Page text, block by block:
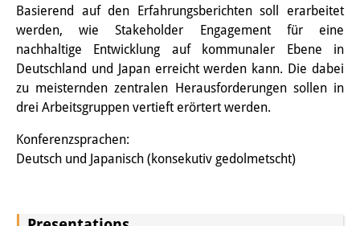
Digital Transformation
Research cluster:
Japan Transregional
Knowledge Lab:
Knowledge Production and
Knowledge Infrastructures
Basierend auf den Erfahrungsberichten soll erarbeitet
werden, wie Stakeholder Engagement für eine
nachhaltige Entwicklung auf kommunaler Ebene in
Deutschland und Japan erreicht werden kann. Die dabei
zu meisternden zentralen Herausforderungen sollen in
drei Arbeitsgruppen vertieft erörtert werden.
Konferenzsprachen:
Deutsch und Japanisch (konsekutiv gedolmetscht)